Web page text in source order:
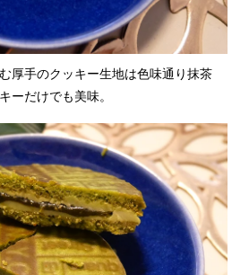
厚手のクッキー生地は色味通り抹茶
ーだけでも美味。